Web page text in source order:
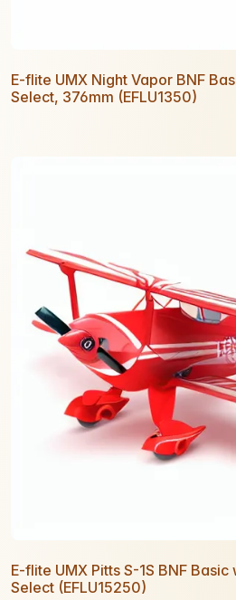
E-flite UMX Night Vapor BNF
Select, 376mm (EFLU1350)
E-flite UMX Pitts S-1S BNF Basic
Select (EFLU15250)